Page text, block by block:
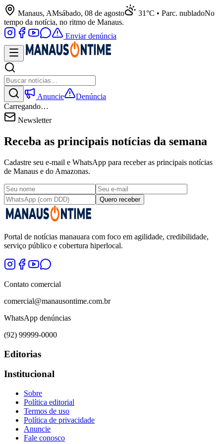
Manaus, AMsábado, 08 de agosto 31°C • Parc. nubladoNo
tempo da notícia, no ritmo de Manaus.
Enviar denúncia
Anuncie
Denúncia
Carregando…
Newsletter
Receba as principais notícias da semana
Cadastre seu e-mail e WhatsApp para receber as principais notícias
de Manaus e do Amazonas.
Quero receber
Portal de notícias manauara com foco em agilidade, credibilidade,
serviço público e cobertura hiperlocal.
Contato comercial
comercial@manausontime.com.br
WhatsApp denúncias
(92) 99999-0000
Editorias
Institucional
Sobre
Política editorial
Termos de uso
Política de privacidade
Anuncie
Fale conosco